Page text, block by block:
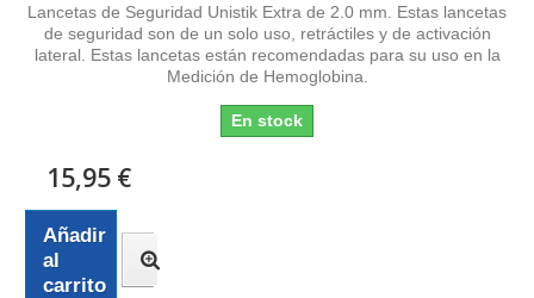
Lancetas de Seguridad Unistik Extra de 2.0 mm. Estas lancetas
de seguridad son de un solo uso, retráctiles y de activación
lateral. Estas lancetas están recomendadas para su uso en la
Medición de Hemoglobina.
En stock
15,95 €
Añadir
al
carrito